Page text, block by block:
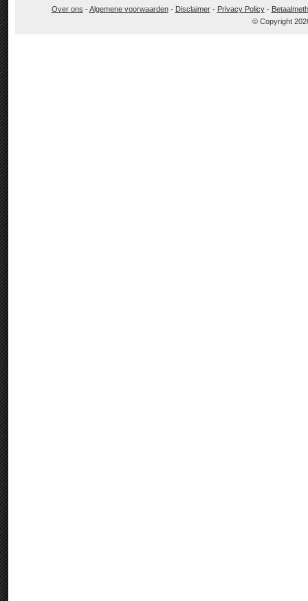
Over ons -Algemene voorwaarden- Disclaimer- Privacy Policy-
© Copyright